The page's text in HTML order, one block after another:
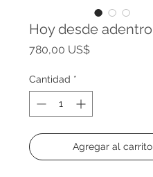
Hoy desde adentro
780,00 US$Precio
Cantidad *
Agregar al carrito